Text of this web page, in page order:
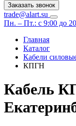
Заказать звонок
trade@alart.su
Пн. – Пт.: с 9:00 до
Главная
Каталог
Кабели
КПГН
Кабель